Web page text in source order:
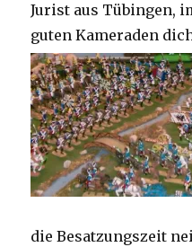
Jurist aus Tübingen,
guten Kameraden
die Besatzungszeit